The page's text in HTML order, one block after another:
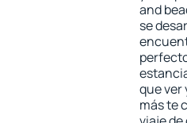
and
se
que ver
más te